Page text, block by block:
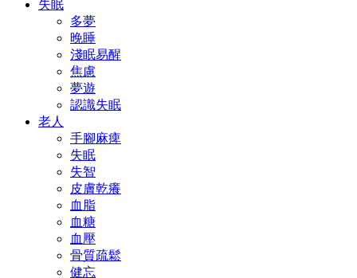
失眠
多夢
晚睡
淺眠易醒
焦慮
夢遊
認識失眠
老人
手腳麻痺
失眠
失智
皮膚乾癢
血脂
血糖
血壓
骨質疏鬆
健忘